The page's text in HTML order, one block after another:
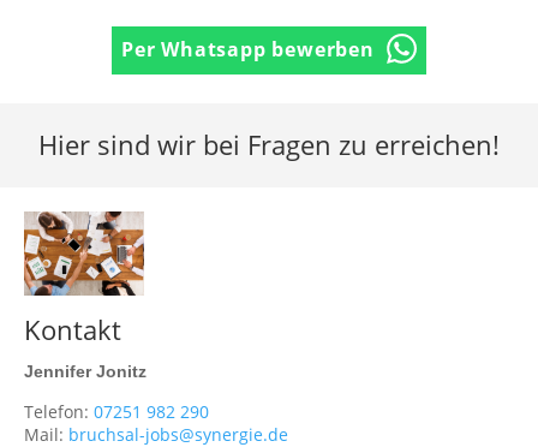
Per Whatsapp bewerben
Hier sind wir bei Fragen zu erreichen!
Kontakt
Jennifer Jonitz
Telefon: 07251 982 290
Mail: bruchsal-jobs@synergie.de